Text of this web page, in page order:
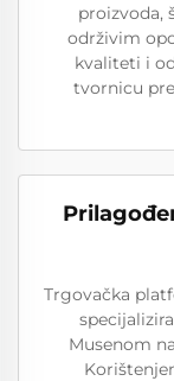
proizvoda,
održivim
kvaliteti i
tvornicu
Trgovačka
Musenom